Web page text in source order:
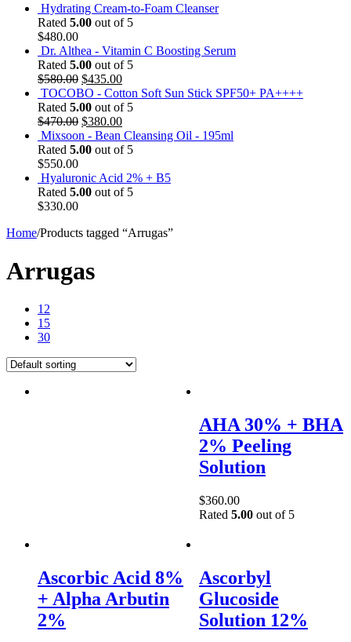
Hydrating Cream-to-Foam Cleanser
Rated 5.00 out of 5
$480.00
Dr. Althea - Vitamin C Boosting Serum
Rated 5.00 out of 5
$580.00 $435.00
TOCOBO - Cotton Soft Sun Stick SPF50+ PA++++
Rated 5.00 out of 5
$470.00 $380.00
Mixsoon - Bean Cleansing Oil - 195ml
Rated 5.00 out of 5
$550.00
Hyaluronic Acid 2% + B5
Rated 5.00 out of 5
$330.00
Home/Products tagged “Arrugas”
Arrugas
12
15
30
AHA 30% + BHA
2% Peeling
Solution
$360.00
Rated 5.00 out of 5
Ascorbic Acid 8%
+ Alpha Arbutin
2%
Ascorbyl
Glucoside
Solution 12%